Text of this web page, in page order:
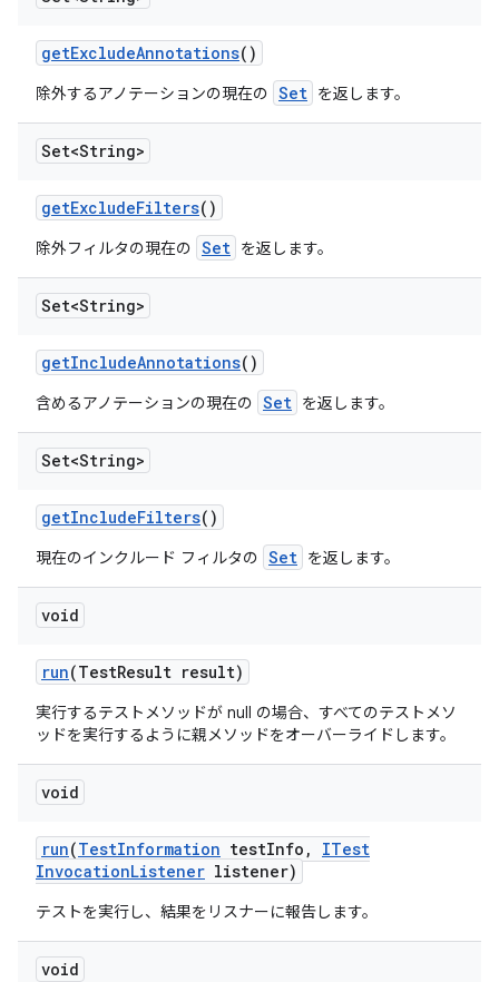
getExcludeAnnotations()
除外するアノテーションの現在の Set を返します。
Set<String>
getExcludeFilters()
除外フィルタの現在の Set を返します。
Set<String>
getIncludeAnnotations()
含めるアノテーションの現在の Set を返します。
Set<String>
getIncludeFilters()
現在のインクルード フィルタの Set を返します。
void
run(TestResult result)
実行するテストメソッドが null の場合、すべてのテストメソ
ッドを実行するように親メソッドをオーバーライドします。
void
run(TestInformation testInfo ,
ITest
InvocationListener listener)
テストを実行し、結果をリスナーに報告します。
void